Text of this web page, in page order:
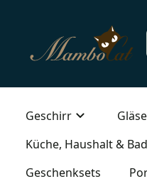
Geschirr
Küche, Haushalt & Bad
Geschenksets